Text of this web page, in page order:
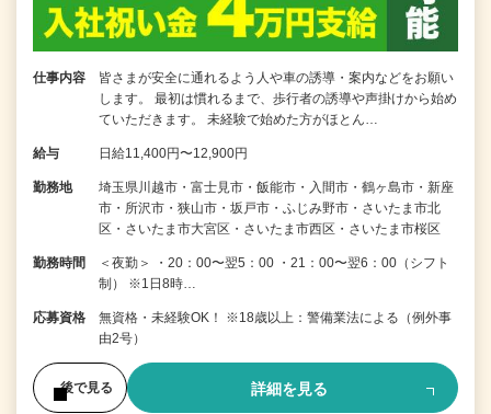
仕事内容
皆さまが安全に通れるよう人や車の誘導・案内などをお願い
します。 最初は慣れるまで、歩行者の誘導や声掛けから始め
ていただきます。 未経験で始めた方がほとん…
給与 日給11,400円〜12,900円
勤務地
埼玉県川越市・富士見市・飯能市・入間市・鶴ヶ島市・新座
市・所沢市・狭山市・坂戸市・ふじみ野市・さいたま市北
区・さいたま市大宮区・さいたま市西区・さいたま市桜区
勤務時間
＜夜勤＞ ・20：00〜翌5：00 ・21：00〜翌6：00（シフト
制） ※1日8時…
応募資格
無資格・未経験OK！ ※18歳以上：警備業法による（例外事
由2号）
後で見る 詳細を見る